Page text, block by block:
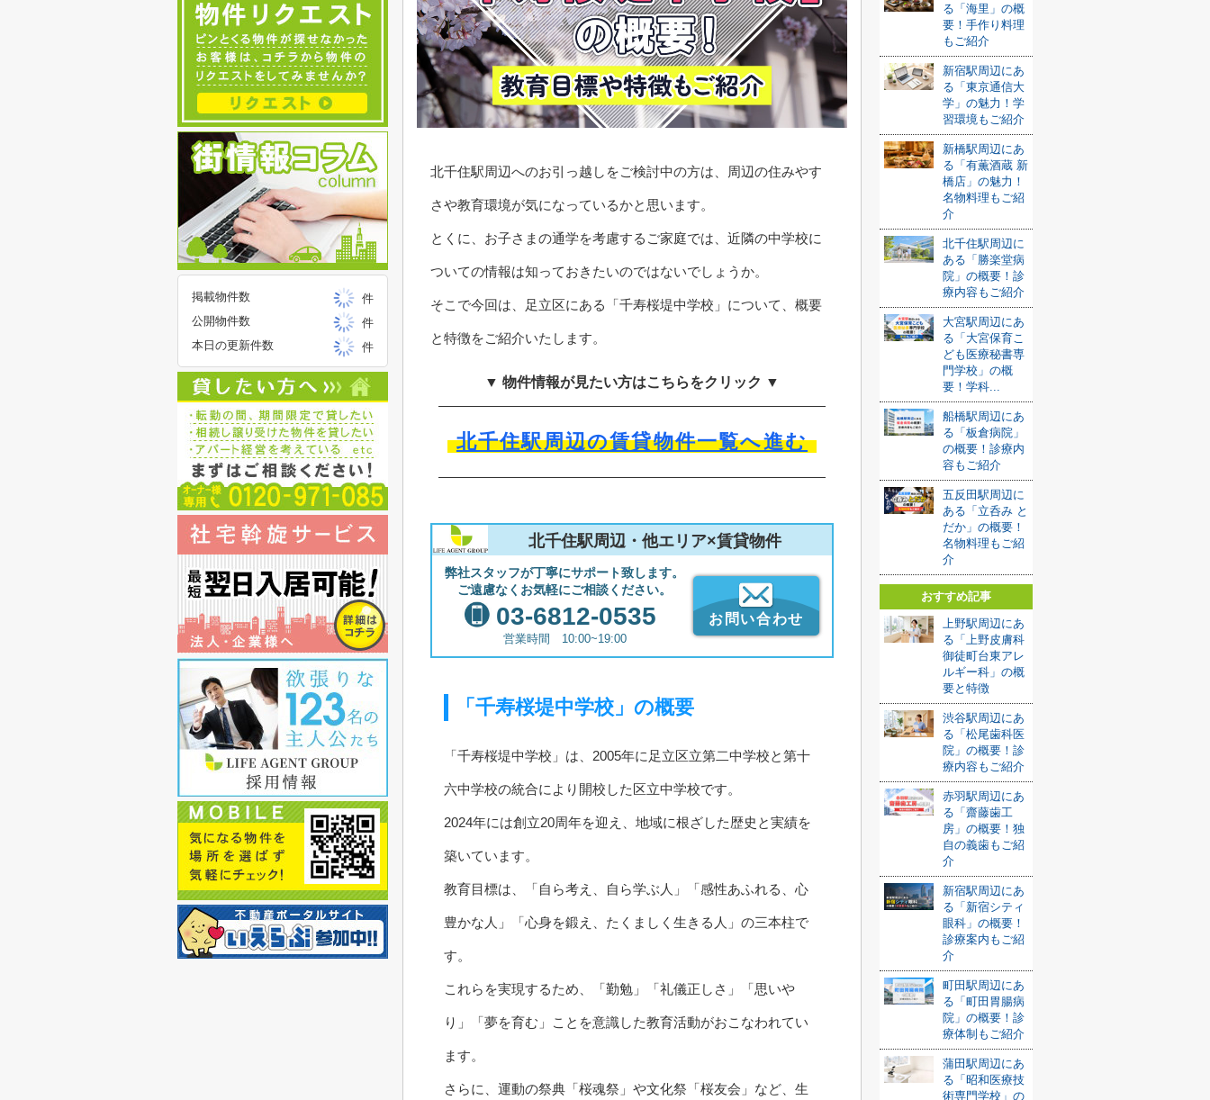
北千住駅周辺へのお引っ越しをご検討中の方は、周辺の住みやす
さや教育環境が気になっているかと思います。
とくに、お子さまの通学を考慮するご家庭では、近隣の中学校に
ついての情報は知っておきたいのではないでしょうか。
そこで今回は、足立区にある「千寿桜堤中学校」について、概要
と特徴をご紹介いたします。
▼ 物件情報が見たい方はこちらをクリック ▼
北千住駅周辺の賃貸物件一覧へ進む
北千住駅周辺・他エリア×賃貸物件
弊社スタッフが丁寧にサポート致します。
ご遠慮なくお気軽にご相談ください。
03-6812-0535
営業時間 10:00~19:00
お問い合わせ
「千寿桜堤中学校」の概要
「千寿桜堤中学校」は、2005年に足立区立第二中学校と第十
六中学校の統合により開校した区立中学校です。
2024年には創立20周年を迎え、地域に根ざした歴史と実績を
築いています。
教育目標は、「自ら考え、自ら学ぶ人」「感性あふれる、心
豊かな人」「心身を鍛え、たくましく生きる人」の三本柱で
す。
これらを実現するため、「勤勉」「礼儀正しさ」「思いや
り」「夢を育む」ことを意識した教育活動がおこなわれてい
ます。
さらに、運動の祭典「桜魂祭」や文化祭「桜友会」など、生
る「海里」の概
要！手作り料理
もご紹介
新宿駅周辺にあ
る「東京通信大
学」の魅力！学
習環境もご紹介
新橋駅周辺にあ
る「有薫酒蔵 新
橋店」の魅力！
名物料理もご紹
介
北千住駅周辺に
ある「勝楽堂病
院」の概要！診
療内容もご紹介
大宮駅周辺にあ
る「大宮保育こ
ども医療秘書専
門学校」の概
要！学科...
船橋駅周辺にあ
る「板倉病院」
の概要！診療内
容もご紹介
五反田駅周辺に
ある「立呑み と
だか」の概要！
名物料理もご紹
介
おすすめ記事
上野駅周辺にあ
る「上野皮膚科
御徒町台東アレ
ルギー科」の概
要と特徴
渋谷駅周辺にあ
る「松尾歯科医
院」の概要！診
療内容もご紹介
赤羽駅周辺にあ
る「齋藤歯工
房」の概要！独
自の義歯もご紹
介
新宿駅周辺にあ
る「新宿シティ
眼科」の概要！
診療案内もご紹
介
町田駅周辺にあ
る「町田胃腸病
院」の概要！診
療体制もご紹介
蒲田駅周辺にあ
る「昭和医療技
術専門学校」の
掲載物件数
件
公開物件数
件
本日の更新件数
件